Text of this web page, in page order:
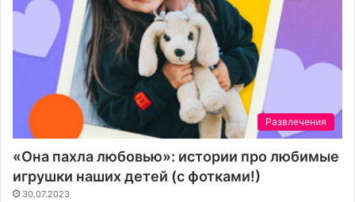
Развлечения
«Она пахла любовью»: истории про любимые
игрушки наших детей (с фотками!)
30.07.2023